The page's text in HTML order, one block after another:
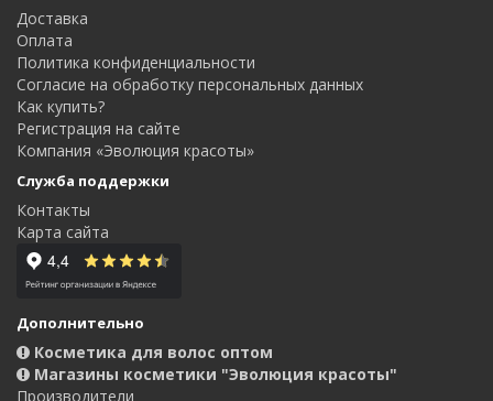
Доставка
Оплата
Политика конфиденциальности
Согласие на обработку персональных данных
Как купить?
Регистрация на сайте
Компания «Эволюция красоты»
Служба поддержки
Контакты
Карта сайта
Дополнительно
Косметика для волос оптом
Магазины косметики "Эволюция красоты"
Производители